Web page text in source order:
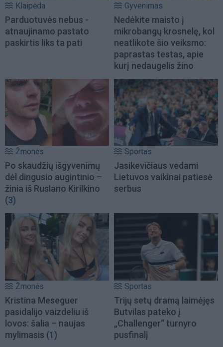
Klaipėda
Parduotuvės nebus -
atnaujinamo pastato
paskirtis liks ta pati
Gyvenimas
Nedėkite maisto į
mikrobangų krosnelę, kol
neatlikote šio veiksmo:
paprastas testas, apie
kurį nedaugelis žino
Žmonės
Po skaudžių išgyvenimų
dėl dingusio augintinio –
žinia iš Ruslano Kirilkino
(3)
Sportas
Jasikevičiaus vedami
Lietuvos vaikinai patiesė
serbus
Žmonės
Kristina Meseguer
pasidalijo vaizdeliu iš
lovos: šalia – naujas
mylimasis (1)
Sportas
Trijų setų dramą laimėjęs
Butvilas pateko į
„Challenger“ turnyro
pusfinalį